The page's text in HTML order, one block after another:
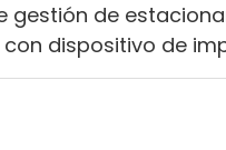
gestión de
dispositivo de
de barrera